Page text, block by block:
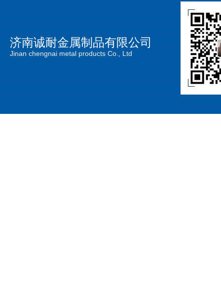
济南诚耐金属制品有限公司
Jinan chengnai metal products Co., Ltd